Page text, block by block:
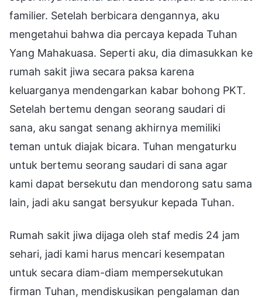
familier. Setelah berbicara dengannya, aku
mengetahui bahwa dia percaya kepada Tuhan
Yang Mahakuasa. Seperti aku, dia dimasukkan ke
rumah sakit jiwa secara paksa karena
keluarganya mendengarkan kabar bohong PKT.
Setelah bertemu dengan seorang saudari di
sana, aku sangat senang akhirnya memiliki
teman untuk diajak bicara. Tuhan mengaturku
untuk bertemu seorang saudari di sana agar
kami dapat bersekutu dan mendorong satu sama
lain, jadi aku sangat bersyukur kepada Tuhan.
Rumah sakit jiwa dijaga oleh staf medis 24 jam
sehari, jadi kami harus mencari kesempatan
untuk secara diam-diam mempersekutukan
firman Tuhan, mendiskusikan pengalaman dan